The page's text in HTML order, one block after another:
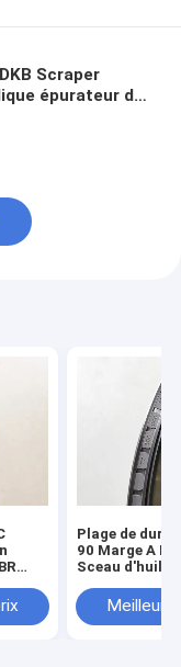
Scraper
épurateur de
Plage de
90 Marge A
Sceau d'huile
600*640*20
toutes les
Meilleur